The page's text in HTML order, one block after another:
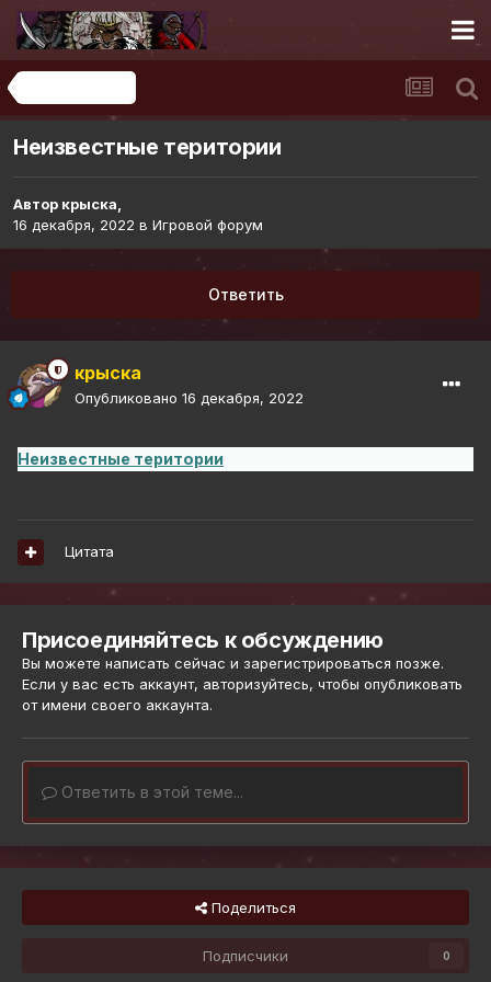
Неизвестные територии
Автор крыска,
16 декабря, 2022 в Игровой форум
Ответить
крыска
Опубликовано 16 декабря, 2022
Неизвестные територии
Цитата
Присоединяйтесь к обсуждению
Вы можете написать сейчас и зарегистрироваться позже.
Если у вас есть аккаунт, авторизуйтесь, чтобы опубликовать
от имени своего аккаунта.
Ответить в этой теме...
Поделиться
Подписчики 0